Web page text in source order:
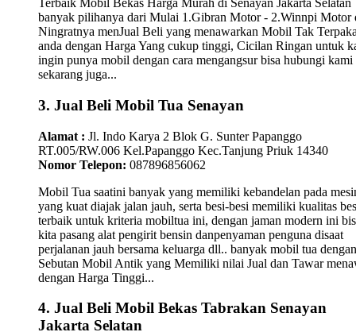
Terbaik Mobil Bekas Harga Murah di Senayan Jakarta Selatan
banyak pilihanya dari Mulai 1.Gibran Motor - 2.Winnpi Motor
Ningratnya menJual Beli yang menawarkan Mobil Tak
anda dengan Harga Yang cukup tinggi, Cicilan Ringan untuk
ingin punya mobil dengan cara mengangsur bisa hubungi kami
sekarang juga...
3. Jual Beli Mobil Tua Senayan
Alamat : Jl. Indo Karya 2 Blok G. Sunter Papanggo
RT.005/RW.006 Kel.Papanggo Kec.Tanjung Priuk 14340
Nomor Telepon: 087896856062
Mobil Tua saatini banyak yang memiliki kebandelan pada
yang kuat diajak jalan jauh, serta besi-besi memiliki kualitas
terbaik untuk kriteria mobiltua ini, dengan jaman modern ini
kita pasang alat pengirit bensin danpenyaman penguna disaat
perjalanan jauh bersama keluarga dll.. banyak mobil tua dengan
Sebutan Mobil Antik yang Memiliki nilai Jual dan Tawar
dengan Harga Tinggi...
4. Jual Beli Mobil Bekas Tabrakan Senayan
Jakarta Selatan